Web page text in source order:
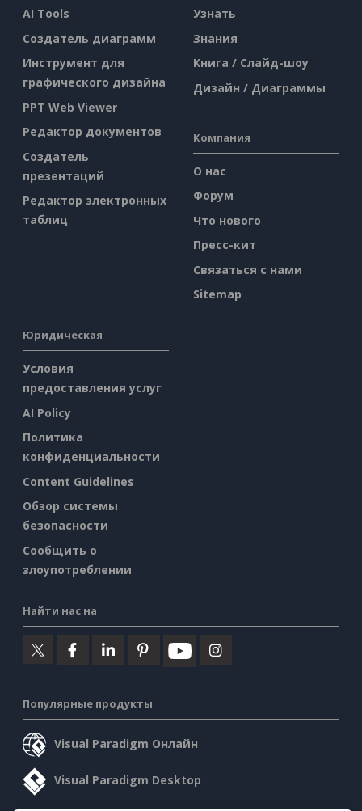
AI Tools
Создатель диаграмм
Инструмент для
графического дизайна
PPT Web Viewer
Редактор документов
Создатель
презентаций
Редактор электронных
таблиц
Узнать
Знания
Книга / Слайд-шоу
Дизайн / Диаграммы
Компания
О нас
Форум
Что нового
Пресс-кит
Связаться с нами
Sitemap
Юридическая
Условия
предоставления услуг
AI Policy
Политика
конфиденциальности
Content Guidelines
Обзор системы
безопасности
Сообщить о
злоупотреблении
Найти нас на
Популярные продукты
Visual Paradigm Онлайн
Visual Paradigm Desktop